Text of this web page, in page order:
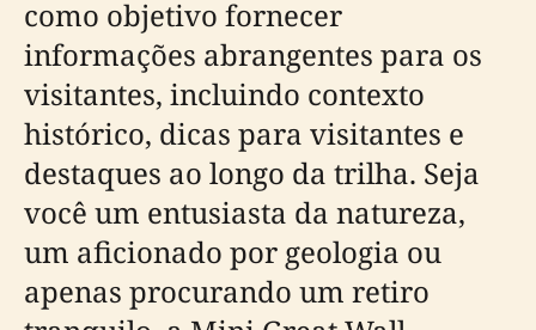
como objetivo fornecer
informações abrangentes para os
visitantes, incluindo contexto
histórico, dicas para visitantes e
destaques ao longo da trilha. Seja
você um entusiasta da natureza,
um aficionado por geologia ou
apenas procurando um retiro